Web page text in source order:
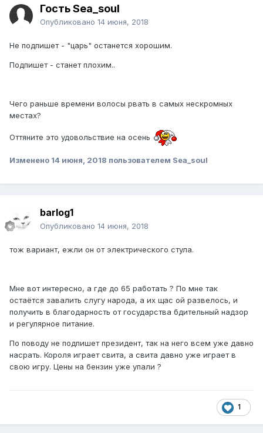
Гость Sea_soul
Опубликовано 14 июня, 2018
Не подпишет - "царь" останется хорошим.
Подпишет - станет плохим..
Чего раньше времени волосы рвать в самых нескромных
местах?
Оттяните это удовольствие на осень
Изменено 14 июня, 2018 пользователем Sea_soul
barlog1
Опубликовано 14 июня, 2018
тож вариант, ежли он от электрического стула.
Мне вот интересно, а где до 65 работать ? По мне так
остаётся завалить слугу народа, а их щас ой развелось, и
получить в благодарность от государства бдительный надзор
и регулярное питание.
По поводу не подпишет президент, так на него всем уже давно
насрать. Короля играет свита, а свита давно уже играет в
свою игру. Цены на бензин уже упали ?
1